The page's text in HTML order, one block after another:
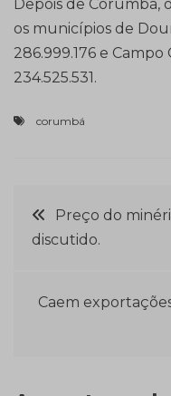
Depois de Corumbá,
os municípios de
286.999.176 e Campo
234.525.531.
corumbá
de
Post
Preço do
discutido.
Caem